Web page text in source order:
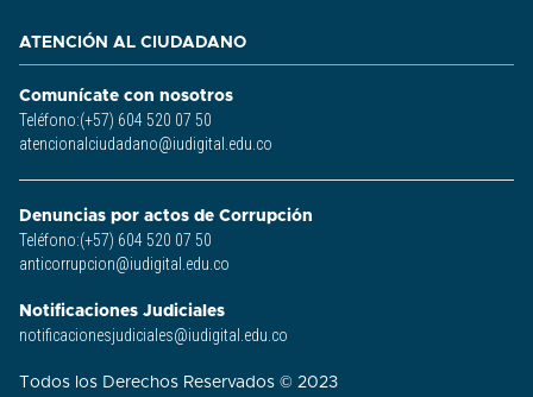
ATENCIÓN AL CIUDADANO
Comunícate con nosotros
Teléfono:(+57) 604 520 07 50
atencionalciudadano@iudigital.edu.co
Denuncias por actos de Corrupción
Teléfono:(+57) 604 520 07 50
anticorrupcion@iudigital.edu.co
Notificaciones Judiciales
notificacionesjudiciales@iudigital.edu.co
Todos los Derechos Reservados © 2023